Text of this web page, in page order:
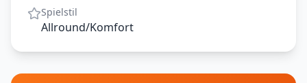
Spielstil
Allround/Komfort